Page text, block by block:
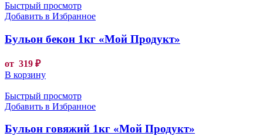
Быстрый просмотр
Добавить в Избранное
Бульон бекон 1кг «Мой Продукт»
от 319 ₽
В корзину
Быстрый просмотр
Добавить в Избранное
Бульон говяжий 1кг «Мой Продукт»